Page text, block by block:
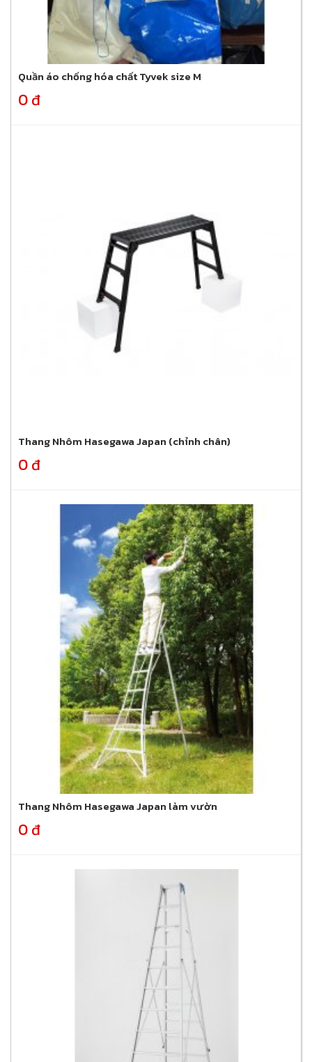
Quần áo chống hóa chất Tyvek size M
0 đ
Thang Nhôm Hasegawa Japan (chỉnh chân)
0 đ
Thang Nhôm Hasegawa Japan làm vườn
0 đ